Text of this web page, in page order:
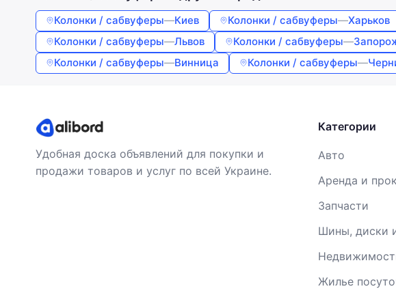
Колонки / сабвуферы—Киев Колонки / сабвуферы—Харьков
Колонки / сабвуферы—Львов Колонки / сабвуферы—
Колонки / сабвуферы—Винница Колонки / сабвуферы—
Удобная доска объявлений для покупки и
продажи товаров и услуг по всей Украине.
Категории
Авто
Аренда и
Запчасти
Шины, диски
Жилье
Продолжая,